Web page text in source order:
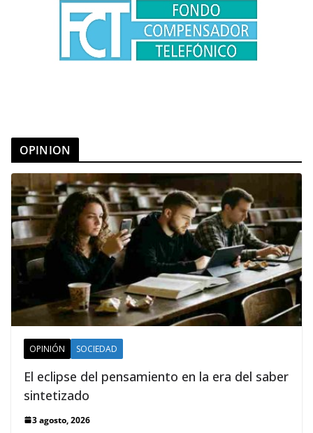
OPINION
OPINIÓN SOCIEDAD
El eclipse del pensamiento en la era del saber
sintetizado
3 agosto, 2026